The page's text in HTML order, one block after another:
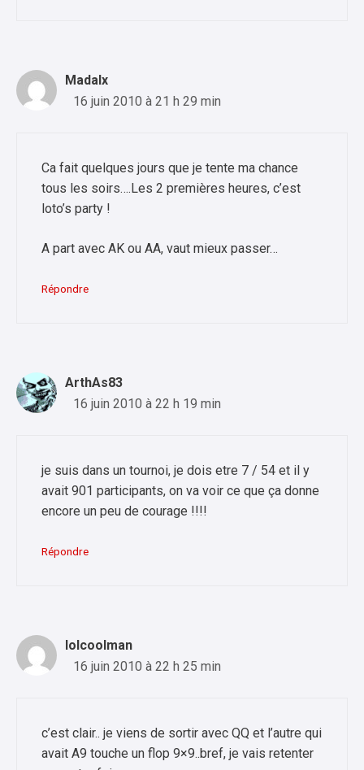
Madalx
16 juin 2010 à 21 h 29 min
Ca fait quelques jours que je tente ma chance
tous les soirs….Les 2 premières heures, c’est
loto’s party !
A part avec AK ou AA, vaut mieux passer…
Répondre
ArthAs83
16 juin 2010 à 22 h 19 min
je suis dans un tournoi, je dois etre 7 / 54 et il y
avait 901 participants, on va voir ce que ça donne
encore un peu de courage !!!!
Répondre
lolcoolman
16 juin 2010 à 22 h 25 min
c’est clair.. je viens de sortir avec QQ et l’autre qui
avait A9 touche un flop 9×9..bref, je vais retenter